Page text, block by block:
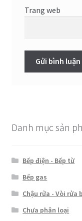
Trang web
Danh mục sản
Bếp điện - Bếp từ
Bếp gas
Chậu rửa - Vòi rửa
Chưa phân loại